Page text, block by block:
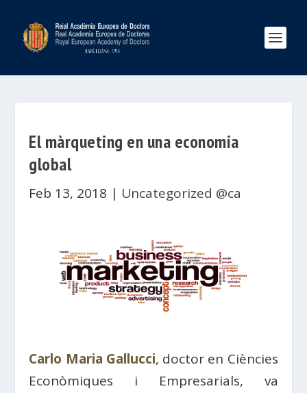
El màrqueting en una economia
global
Feb 13, 2018 | Uncategorized @ca
Carlo Maria Gallucci, doctor en Ciències
Econòmiques i Empresarials, va